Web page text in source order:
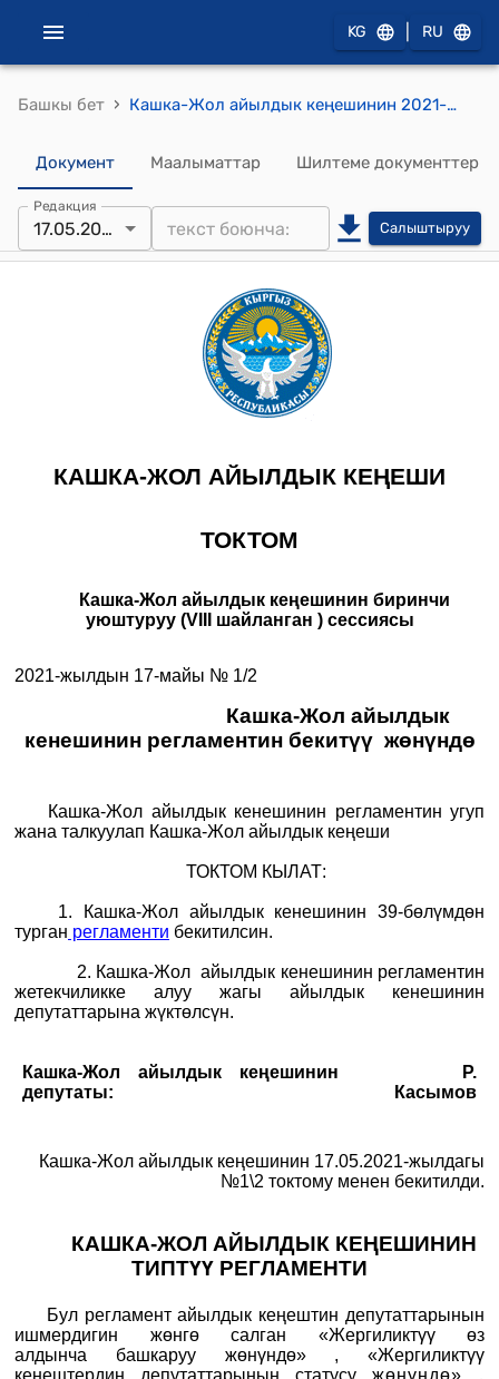
KG RU
Башкы бет › Кашка-Жол айылдык кеңешинин 2021-жылдын 17-майы № 1/2 "Кашка-Жол айылдык кенешинин регламентин бекитүү жөнүндө" токтому
Документ Маалыматтар Шилтеме документтер
Редакция
17.05.2021 Салыштыруу